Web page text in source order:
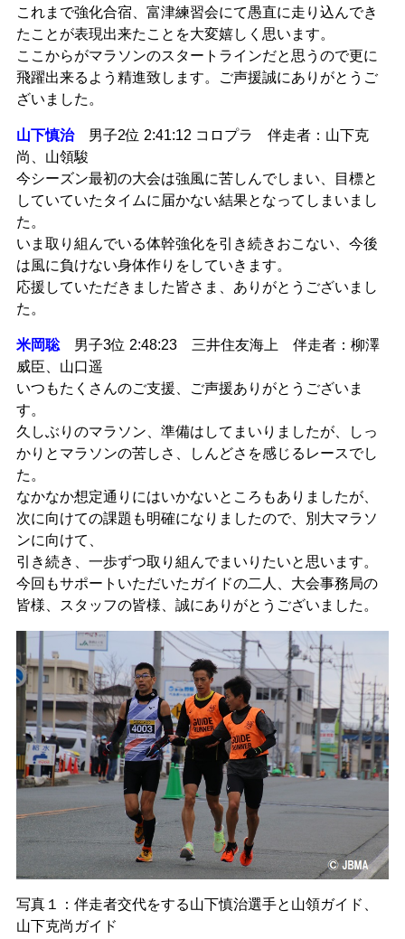
これまで強化合宿、富津練習会にて愚直に走り込んでき
たことが表現出来たことを大変嬉しく思います。
ここからがマラソンのスタートラインだと思うので更に
飛躍出来るよう精進致します。ご声援誠にありがとうご
ざいました。
山下慎治男子2位 2:41:12 コロプラ 伴走者：山下克
尚、山領駿
今シーズン最初の大会は強風に苦しんでしまい、目標と
していていたタイムに届かない結果となってしまいまし
た。
いま取り組んでいる体幹強化を引き続きおこない、今後
は風に負けない身体作りをしていきます。
応援していただきました皆さま、ありがとうございまし
た。
米岡聡男子3位 2:48:23 三井住友海上 伴走者：柳澤
威臣、山口遥
いつもたくさんのご支援、ご声援ありがとうございま
す。
久しぶりのマラソン、準備はしてまいりましたが、しっ
かりとマラソンの苦しさ、しんどさを感じるレースでし
た。
なかなか想定通りにはいかないところもありましたが、
次に向けての課題も明確になりましたので、別大マラソ
ンに向けて、
引き続き、一歩ずつ取り組んでまいりたいと思います。
今回もサポートいただいたガイドの二人、大会事務局の
皆様、スタッフの皆様、誠にありがとうございました。
写真１：伴走者交代をする山下慎治選手と山領ガイド、
山下克尚ガイド